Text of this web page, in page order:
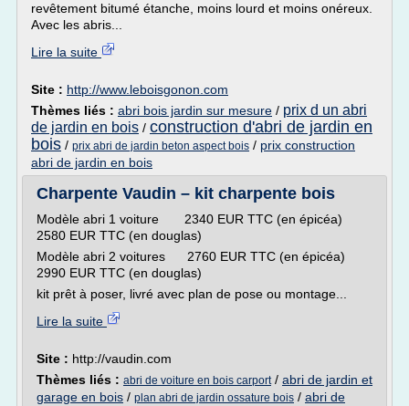
revêtement bitumé étanche, moins lourd et moins onéreux.
Avec les abris...
Lire la suite
Site : http://www.leboisgonon.com
Thèmes liés : abri bois jardin sur mesure / prix d un abri
de jardin en bois / construction d'abri de jardin en
bois / prix abri de jardin beton aspect bois / prix construction
abri de jardin en bois
Charpente Vaudin – kit charpente bois
Modèle abri 1 voiture 2340 EUR TTC (en épicéa)
2580 EUR TTC (en douglas)
Modèle abri 2 voitures 2760 EUR TTC (en épicéa)
2990 EUR TTC (en douglas)
kit prêt à poser, livré avec plan de pose ou montage...
Lire la suite
Site : http://vaudin.com
Thèmes liés : abri de voiture en bois carport/ abri de jardin et
garage en bois / plan abri de jardin ossature bois / abri de